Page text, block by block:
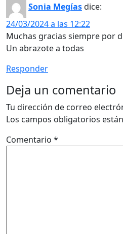
Sonia Megíasdice:
24/03/2024 a las 12:22
Muchas gracias siempre por
Un abrazote a todas
Responder
Deja un comentario
Tu dirección de correo
Los campos obligatorios
Comentario *